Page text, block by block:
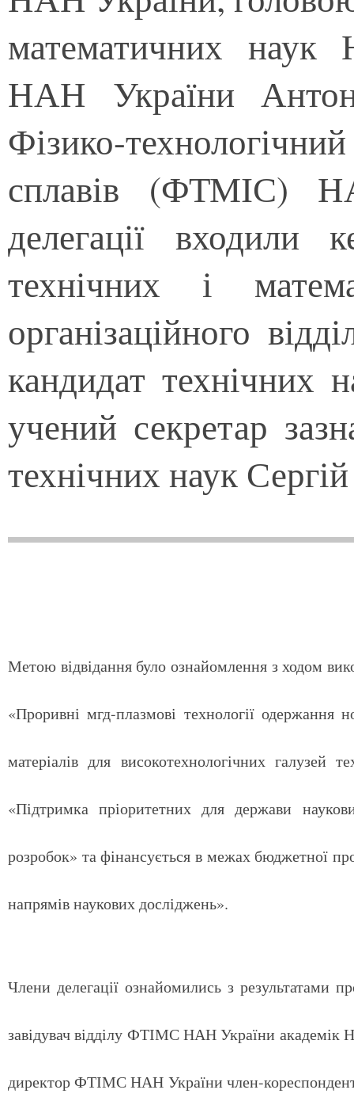
математичних наук
НАН України
Фізико-
сплавів (ФТМІС)
делегації входили
технічних і
організаційного
кандидат технічних
учений секретар
технічних наук
Метою відвідання було ознайомлення з ходом
«Проривні мгд-плазмові технології одержання
матеріалів для високотехнологічних
«Підтримка пріоритетних для держави
розробок» та фінансується в межах бюджетної
напрямів наукових досліджень».
Члени делегації ознайомились з результатами
завідувач відділу ФТІМС НАН України академік
директор ФТІМС НАН України член-